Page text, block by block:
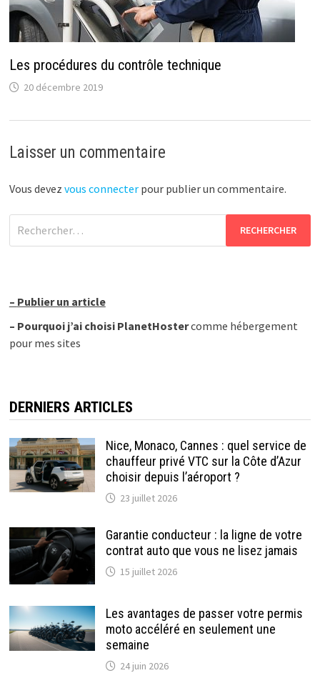
Les procédures du contrôle technique
20 décembre 2019
Laisser un commentaire
Vous devez vous connecterpour publier un commentaire.
– Publier un article
– Pourquoi j’ai choisi PlanetHostercomme hébergement
pour mes sites
DERNIERS ARTICLES
Nice, Monaco, Cannes : quel service de
chauffeur privé VTC sur la Côte d’Azur
choisir depuis l’aéroport ?
23 juillet 2026
Garantie conducteur : la ligne de votre
contrat auto que vous ne lisez jamais
15 juillet 2026
Les avantages de passer votre permis
moto accéléré en seulement une
semaine
24 juin 2026